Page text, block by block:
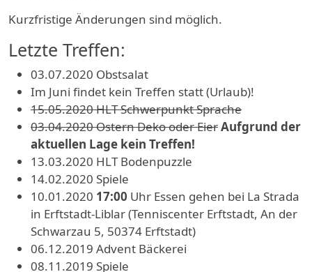
Kurzfristige Änderungen sind möglich.
Letzte Treffen:
03.07.2020 Obstsalat
Im Juni findet kein Treffen statt (Urlaub)!
15.05.2020 HLT Schwerpunkt Sprache
03.04.2020 Ostern Deko oder EierAufgrund der
aktuellen Lage kein Treffen!
13.03.2020 HLT Bodenpuzzle
14.02.2020 Spiele
10.01.2020 17:00 Uhr Essen gehen bei La Strada
in Erftstadt-Liblar (Tenniscenter Erftstadt, An der
Schwarzau 5, 50374 Erftstadt)
06.12.2019 Advent Bäckerei
08.11.2019 Spiele